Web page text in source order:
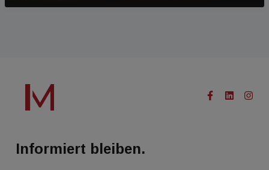
Informiert bleiben.